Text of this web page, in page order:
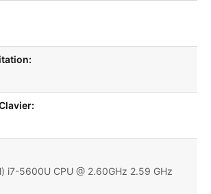
i7-5600U CPU @ 2.60GHz 2.59 GHz